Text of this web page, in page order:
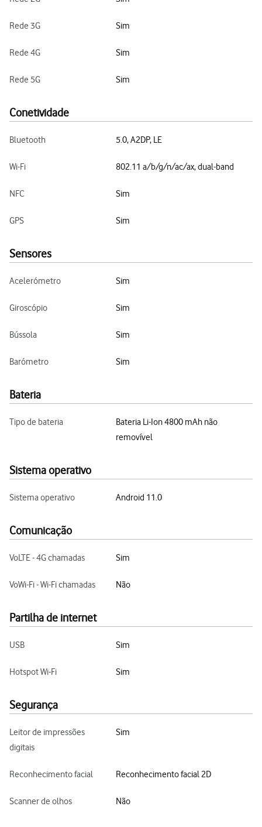
Rede 3G Sim
Rede 4G Sim
Rede 5G Sim
Conetividade
Bluetooth 5.0, A2DP, LE
Wi-Fi 802.11 a/b/g/n/ac/ax, dual-band
NFC Sim
GPS Sim
Sensores
Acelerómetro Sim
Giroscópio Sim
Bússola Sim
Barómetro Sim
Bateria
Tipo de bateria
Bateria Li-Ion 4800 mAh não
removível
Sistema operativo
Sistema operativo Android 11.0
Comunicação
VoLTE - 4G chamadas Sim
VoWi-Fi - Wi-Fi chamadas Não
Partilha de internet
USB Sim
Hotspot Wi-Fi Sim
Segurança
Leitor de impressões
digitais
Sim
Reconhecimento facial Reconhecimento facial 2D
Scanner de olhos Não